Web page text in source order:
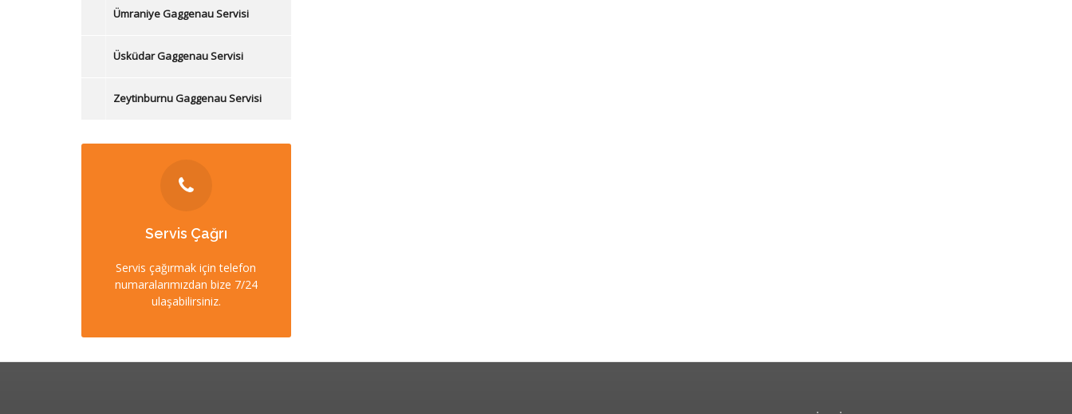
Ümraniye Gaggenau Servisi
Üsküdar Gaggenau Servisi
Zeytinburnu Gaggenau Servisi
Servis Çağrı
Servis çağırmak için telefon
numaralarımızdan bize 7/24
ulaşabilirsiniz.
İLETİŞİM
0212 358 57 57
0532 403 22 00 (7/24)